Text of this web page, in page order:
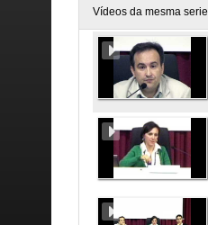
Vídeos da mesma serie